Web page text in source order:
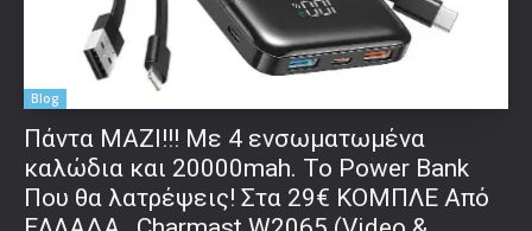
Blog
Πάντα ΜΑΖΙ!!! Με 4 ενσωματωμένα
καλώδια και 20000mah. Το Power Bank
Που θα λατρέψεις! Στα 29€ ΚΟΜΠΛΕ Από